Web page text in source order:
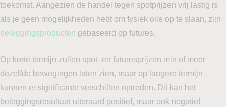
toekomst. Aangezien de handel tegen spotprijzen vrij lastig is
als je geen mogelijkheden hebt om fysiek olie op te slaan, zijn
beleggingsproducten gebaseerd op futures.
Op korte termijn zullen spot- en futuresprijzen min of meer
dezelfde bewegingen laten zien, maar op langere termijn
kunnen er significante verschillen optreden. Dit kan het
beleggingsresultaat uiteraard positief, maar ook negatief